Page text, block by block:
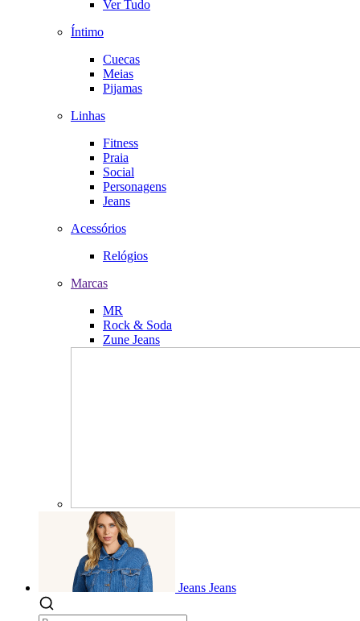
Ver Tudo
Íntimo
Cuecas
Meias
Pijamas
Linhas
Fitness
Praia
Social
Personagens
Jeans
Acessórios
Relógios
Marcas
MR
Rock & Soda
Zune Jeans
Jeans Jeans